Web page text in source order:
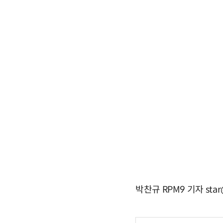
박찬규 RPM9 기자